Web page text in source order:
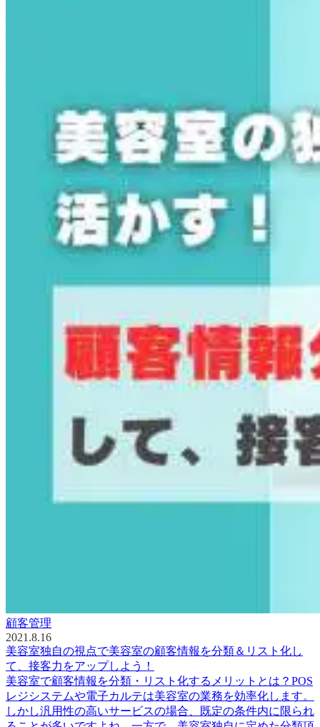
顧客管理
2021.8.16
美容室独自の視点で美容室の顧客情報を分類＆リスト化し
て、接客力をアップしよう！
美容室で顧客情報を分類・リスト化するメリットとは？POS
レジシステムや電子カルテは美容室の業務を効率化します。
しかし汎用性の高いサービスの場合、既定の条件内に限られ